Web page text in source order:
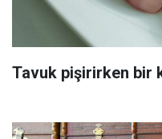
Tavuk pişirirken bir